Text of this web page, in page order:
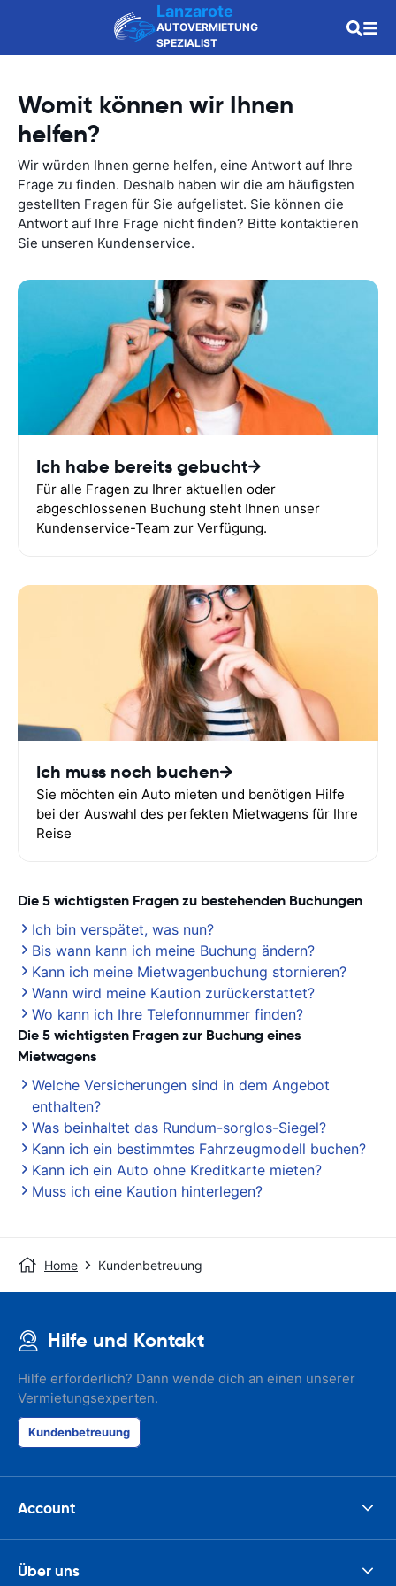
Lanzarote
AUTOVERMIETUNG
SPEZIALIST
Womit können wir Ihnen
helfen?
Wir würden Ihnen gerne helfen, eine Antwort auf Ihre
Frage zu finden. Deshalb haben wir die am häufigsten
gestellten Fragen für Sie aufgelistet. Sie können die
Antwort auf Ihre Frage nicht finden? Bitte kontaktieren
Sie unseren Kundenservice.
Ich habe bereits gebucht
Für alle Fragen zu Ihrer aktuellen oder
abgeschlossenen Buchung steht Ihnen unser
Kundenservice-Team zur Verfügung.
Ich muss noch buchen
Sie möchten ein Auto mieten und benötigen Hilfe
bei der Auswahl des perfekten Mietwagens für Ihre
Reise
Die 5 wichtigsten Fragen zu bestehenden Buchungen
Ich bin verspätet, was nun?
Bis wann kann ich meine Buchung ändern?
Kann ich meine Mietwagenbuchung stornieren?
Wann wird meine Kaution zurückerstattet?
Wo kann ich Ihre Telefonnummer finden?
Die 5 wichtigsten Fragen zur Buchung eines
Mietwagens
Welche Versicherungen sind in dem Angebot
enthalten?
Was beinhaltet das Rundum-sorglos-Siegel?
Kann ich ein bestimmtes Fahrzeugmodell buchen?
Kann ich ein Auto ohne Kreditkarte mieten?
Muss ich eine Kaution hinterlegen?
Home Kundenbetreuung
Hilfe und Kontakt
Hilfe erforderlich? Dann wende dich an einen unserer
Vermietungsexperten.
Kundenbetreuung
Account
Über uns